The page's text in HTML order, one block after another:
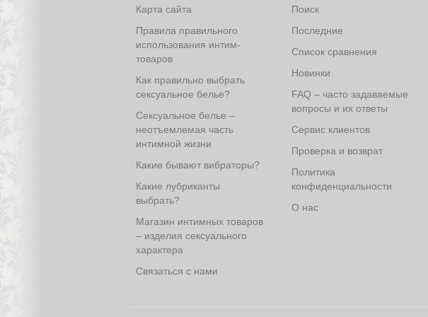
Карта сайта
Правила правильного
использования интим-
товаров
Как правильно выбрать
сексуальное белье?
Сексуальное белье –
неотъемлемая часть
интимной жизни
Какие бывают вибраторы?
Какие лубриканты
выбрать?
Магазин интимных товаров
– изделия сексуального
характера
Связаться с нами
Поиск
Последние
Список сравнения
Новинки
FAQ – часто задаваемые
вопросы и их ответы
Сервис клиентов
Проверка и возврат
Политика
конфиденциальности
О нас